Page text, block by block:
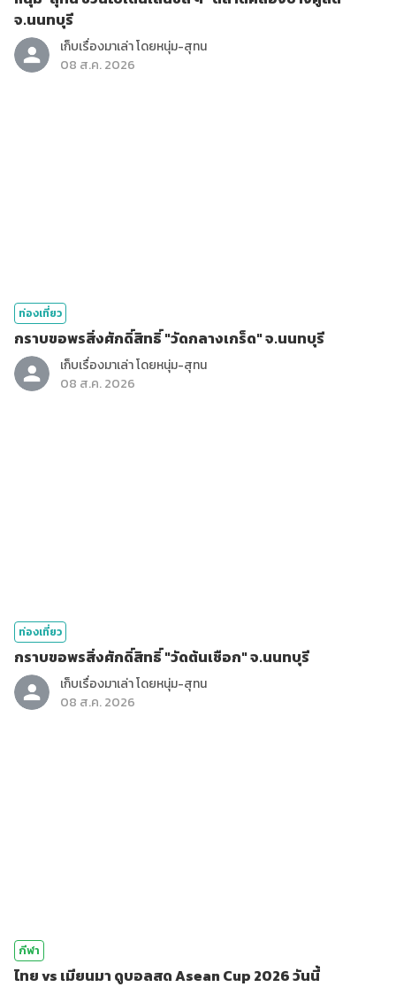
จ.นนทบุรี
เก็บเรื่องมาเล่า โดยหนุ่ม-สุทน
08 ส.ค. 2026
ท่องเที่ยว
กราบขอพรสิ่งศักดิ์สิทธิ์ "วัดกลางเกร็ด" จ.นนทบุรี
เก็บเรื่องมาเล่า โดยหนุ่ม-สุทน
08 ส.ค. 2026
ท่องเที่ยว
กราบขอพรสิ่งศักดิ์สิทธิ์ "วัดต้นเชือก" จ.นนทบุรี
เก็บเรื่องมาเล่า โดยหนุ่ม-สุทน
08 ส.ค. 2026
กีฬา
ไทย vs เมียนมา ดูบอลสด Asean Cup 2026 วันนี้